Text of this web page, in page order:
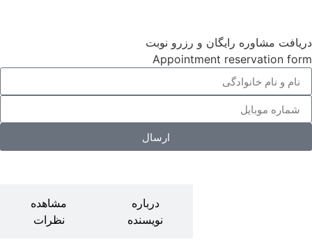
دریافت مشاوره رایگان و رزرو نوبت
Appointment reservation form
ارسال
درباره
نویسنده
مشاهده
نظرات